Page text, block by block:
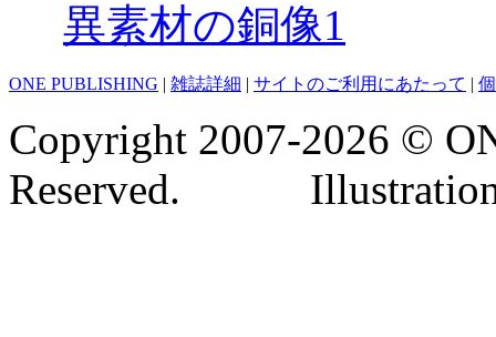
異素材の銅像1
ONE PUBLISHING | 雑誌詳細 | サイトのご利用にあたって |
Copyright 2007-2026 ©
Reserved. Illustration